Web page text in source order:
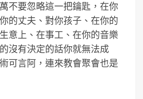
不要忽略這一把鑰匙，在你
的丈夫、對你孩子、在你的
意上、在事工、在你的音樂
沒有決定的話你就無法成
可言阿，連來教會聚會也是